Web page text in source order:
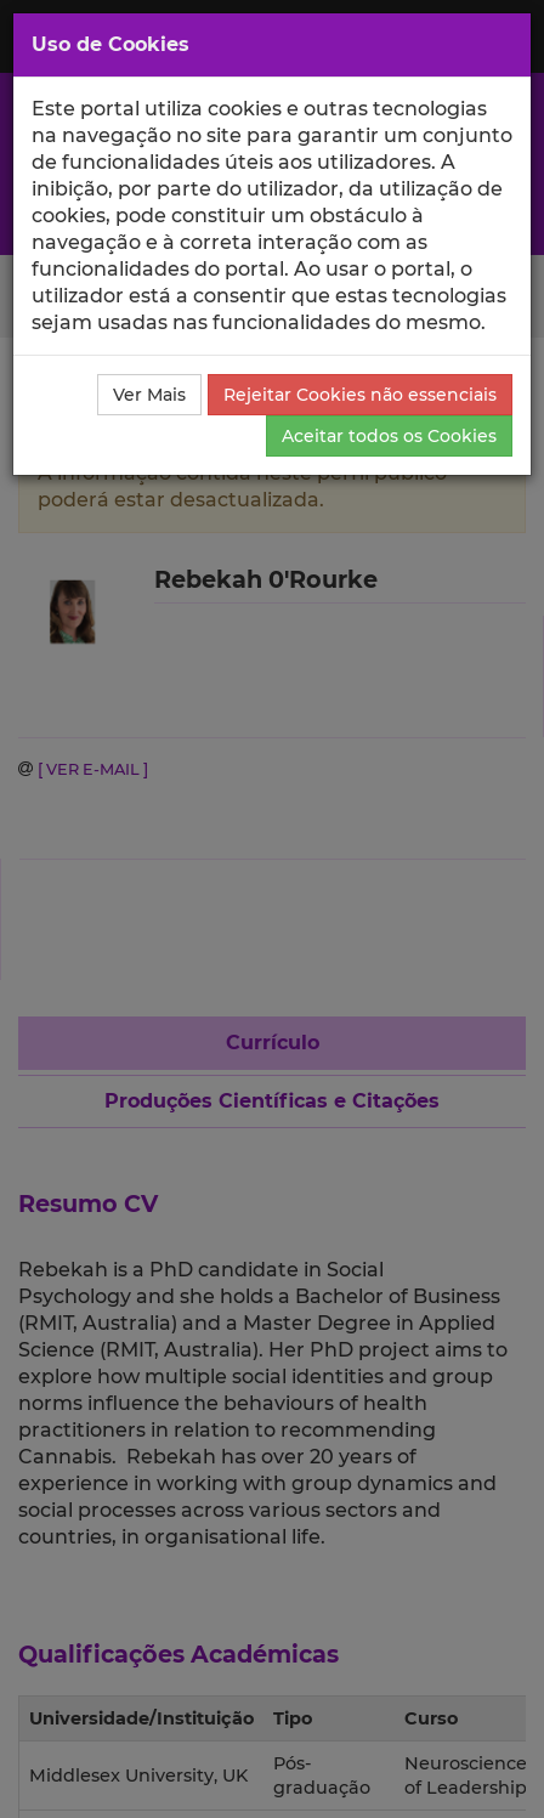
Saltar
para
Conteúdo
Principal
A excelência da investigação e ciência no Iscte
Search Button
Ciência_Iscte Autores
Rebekah 0'Rourke
Currículo
A informação contida neste perfil público
poderá estar desactualizada.
Rebekah 0'Rourke
[ VER E-MAIL ]
Currículo
Produções Científicas e Citações
Resumo CV
Rebekah is a PhD candidate in Social
Psychology and she holds a Bachelor of Business
(RMIT, Australia) and a Master Degree in Applied
Science (RMIT, Australia). Her PhD project aims to
explore how multiple social identities and group
norms influence the behaviours of health
practitioners in relation to recommending
Cannabis. Rebekah has over 20 years of
experience in working with group dynamics and
social processes across various sectors and
countries, in organisational life.
Qualificações Académicas
Universidade/Instituição Tipo Curso
Middlesex University, UK
Pós-
graduação
Neuroscience
of Leadership
Uso de Cookies
Este portal utiliza cookies e outras tecnologias
na navegação no site para garantir um conjunto
de funcionalidades úteis aos utilizadores. A
inibição, por parte do utilizador, da utilização de
cookies, pode constituir um obstáculo à
navegação e à correta interação com as
funcionalidades do portal. Ao usar o portal, o
utilizador está a consentir que estas tecnologias
sejam usadas nas funcionalidades do mesmo.
Ver Mais
Rejeitar Cookies não essenciais
Aceitar todos os Cookies